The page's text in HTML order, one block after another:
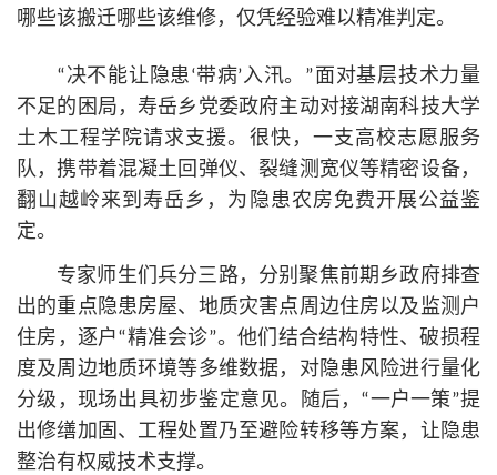
哪些该搬迁哪些该维修，仅凭经验难以精准判定。
“决不能让隐患‘带病’入汛。”面对基层技术力量
不足的困局，寿岳乡党委政府主动对接湖南科技大学
土木工程学院请求支援。很快，一支高校志愿服务
队，携带着混凝土回弹仪、裂缝测宽仪等精密设备，
翻山越岭来到寿岳乡，为隐患农房免费开展公益鉴
定。
专家师生们兵分三路，分别聚焦前期乡政府排查
出的重点隐患房屋、地质灾害点周边住房以及监测户
住房，逐户“精准会诊”。他们结合结构特性、破损程
度及周边地质环境等多维数据，对隐患风险进行量化
分级，现场出具初步鉴定意见。随后，“一户一策”提
出修缮加固、工程处置乃至避险转移等方案，让隐患
整治有权威技术支撑。